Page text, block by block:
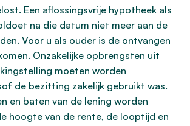
Een aflossingsvrije hypotheek als
na die datum niet meer aan de
Voor u als ouder is de ontvangen
Onzakelijke opbrengsten uit
moeten worden
de bezitting zakelijk gebruikt was.
en baten van de lening worden
hoogte van de rente, de looptijd en